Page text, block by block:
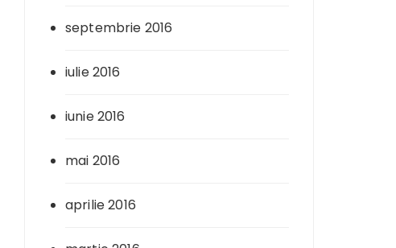
septembrie 2016
iulie 2016
iunie 2016
mai 2016
aprilie 2016